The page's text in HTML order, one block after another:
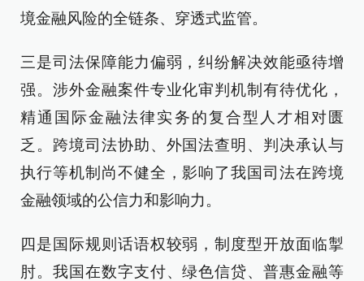
境金融风险的全链条、穿透式监管。
三是司法保障能力偏弱，纠纷解决效能亟待增
强。涉外金融案件专业化审判机制有待优化，
精通国际金融法律实务的复合型人才相对匮
乏。跨境司法协助、外国法查明、判决承认与
执行等机制尚不健全，影响了我国司法在跨境
金融领域的公信力和影响力。
四是国际规则话语权较弱，制度型开放面临掣
肘。我国在数字支付、绿色信贷、普惠金融等